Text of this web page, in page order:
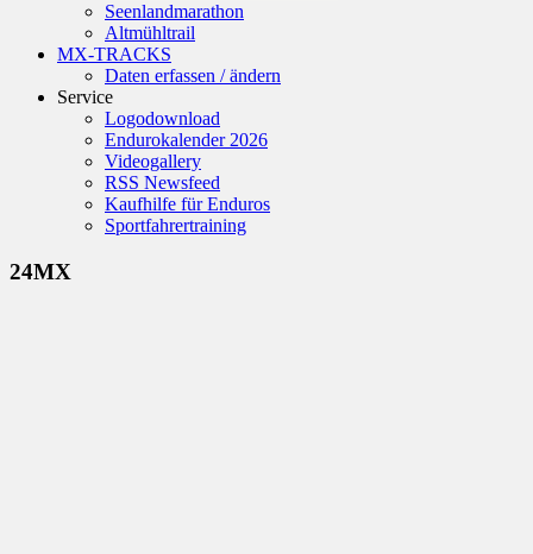
Seenlandmarathon
Altmühltrail
MX-TRACKS
Daten erfassen / ändern
Service
Logodownload
Endurokalender 2026
Videogallery
RSS Newsfeed
Kaufhilfe für Enduros
Sportfahrertraining
24MX